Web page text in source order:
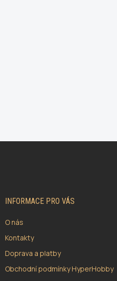
INFORMACE PRO VÁS
O nás
Kontakty
Doprava a platby
Obchodní podmínky HyperHobby